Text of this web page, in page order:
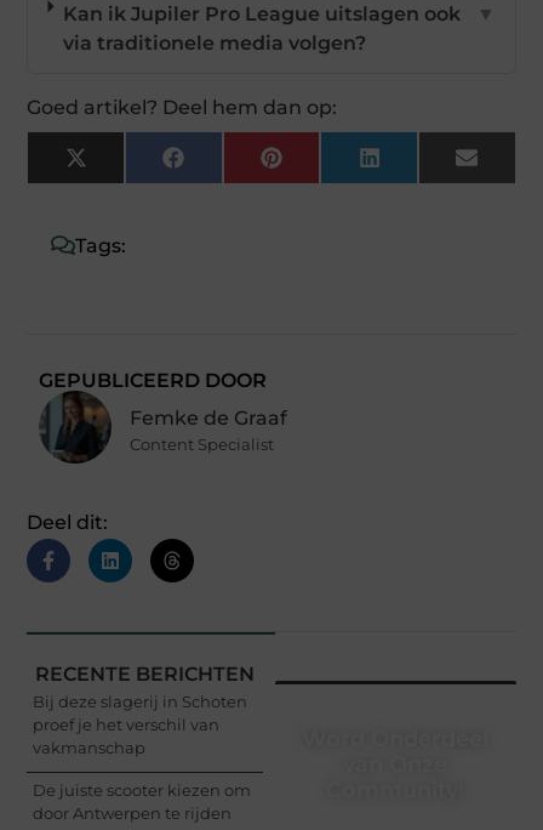
Kan ik Jupiler Pro League uitslagen ook
via traditionele media volgen?
▼
Goed artikel? Deel hem dan op:
X
(Twitter)
FacebookPinterestLinkedIn Email
Tags:
GEPUBLICEERD DOOR
Femke de Graaf
Content Specialist
Deel dit:
RECENTE BERICHTEN
Bij deze slagerij in Schoten
proef je het verschil van
vakmanschap
De juiste scooter kiezen om
door Antwerpen te rijden